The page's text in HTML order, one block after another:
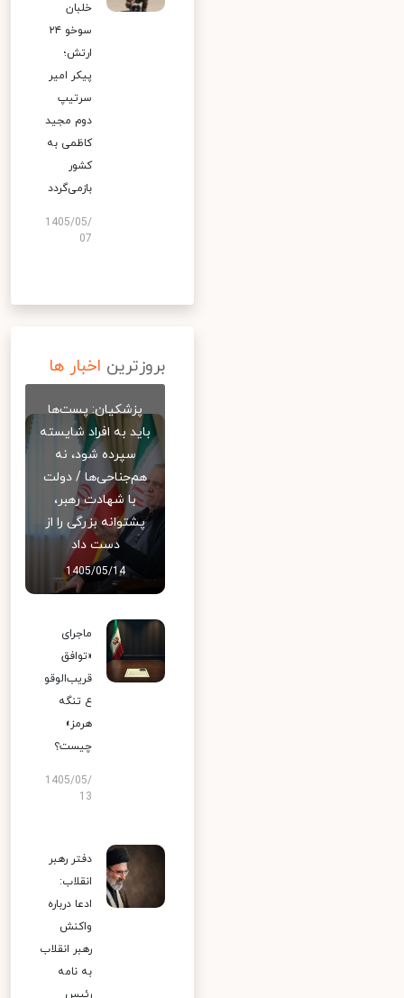
خلبان
سوخو ۲۴
ارتش؛
پیکر امیر
سرتیپ
دوم مجید
کاظمی به
کشور
بازمی‌گردد
1405/05/
07
بروزترین اخبار ها
پزشکیان: پست‌ها
باید به افراد شایسته
سپرده شود، نه
هم‌جناحی‌ها / دولت
با شهادت رهبر،
پشتوانه بزرگی را از
دست داد
1405/05/14
ماجرای
«توافق
قریب‌الوقو
ع تنگه
هرمز»
چیست؟
1405/05/
13
دفتر رهبر
انقلاب:
ادعا درباره
واکنش
رهبر انقلاب
به نامه
رئیس